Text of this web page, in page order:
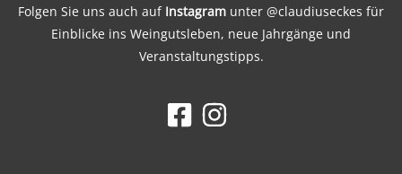
Folgen Sie uns auch auf Instagram unter @claudiuseckes für
Einblicke ins Weingutsleben, neue Jahrgänge und
Veranstaltungstipps.